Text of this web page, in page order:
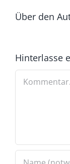
Über den
Hinterlasse
Kommentar